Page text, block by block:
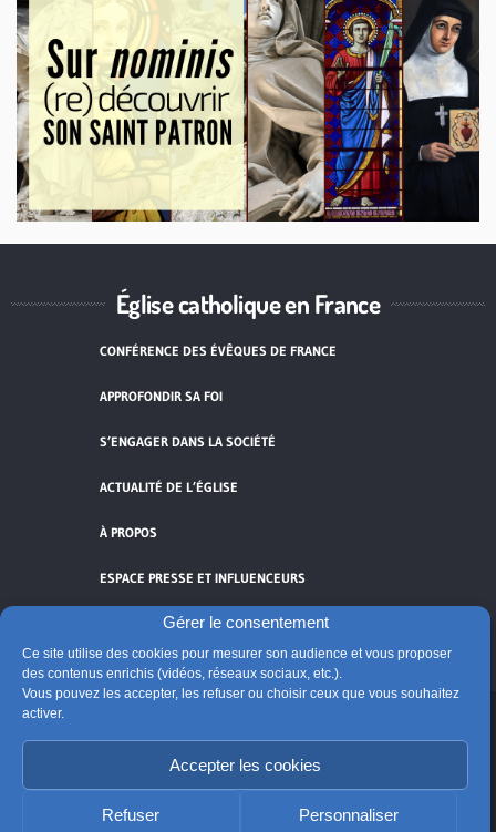
Gérer le consentement
Ce site utilise des cookies pour mesurer son audience et vous proposer
des contenus enrichis (vidéos, réseaux sociaux, etc.).
Vous pouvez les accepter, les refuser ou choisir ceux que vous souhaitez
activer.
Accepter les cookies
Refuser Personnaliser
Église catholique en France
CONFÉRENCE DES ÉVÊQUES DE FRANCE
APPROFONDIR SA FOI
S’ENGAGER DANS LA SOCIÉTÉ
ACTUALITÉ DE L’ÉGLISE
À PROPOS
ESPACE PRESSE ET INFLUENCEURS
Cliquez pour accepter les cookies de
vidéos et réseaux sociaux et activer ce
contenu.
Édité par la Conférence des évêques de France